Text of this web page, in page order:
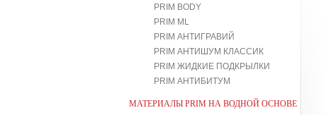
PRIM BODY
PRIM ML
PRIM АНТИГРАВИЙ
PRIM АНТИШУМ КЛАССИК
PRIM ЖИДКИЕ ПОДКРЫЛКИ
PRIM АНТИБИТУМ
МАТЕРИАЛЫ PRIM НА ВОДНОЙ ОСНОВЕ